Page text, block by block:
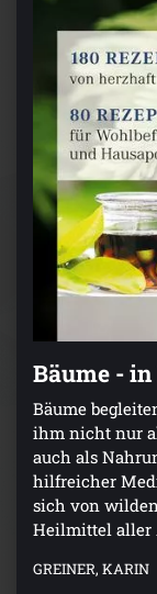
Bäume -
Bäume
ihm nicht nur
auch als
hilfreicher
sich von
Heilmittel aller
GREINER, KARIN